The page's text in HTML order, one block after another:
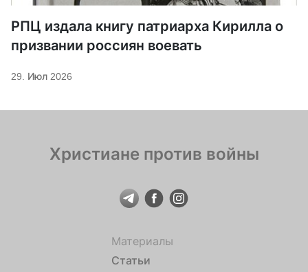
РПЦ издала книгу патриарха Кирилла о
призвании россиян воевать
29. Июл 2026
Христиане против войны
Материалы
Статьи